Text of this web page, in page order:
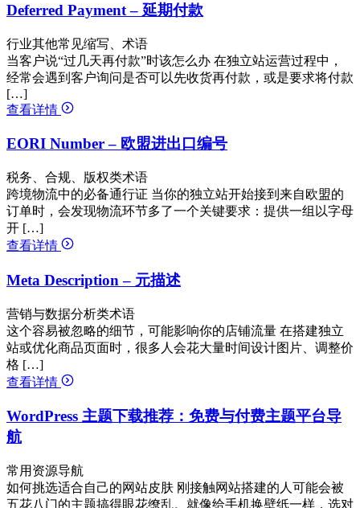
Deferred Payment – 延期付款
行业其他常见缩写、术语
当客户说“过几天再付款”时该怎么办 在独立站运营过程中，
经常会遇到客户询问是否可以先收货再付款，或是要求将付款
[…]
查看详情
EORI Number – 欧盟进出口编号
税务、合规、版权类术语
跨境物流中的必备通行证 当你的独立站开始接到来自欧盟的
订单时，会发现物流环节多了一个关键要求：提供一组以字母
开 […]
查看详情
Meta Description – 元描述
营销与数据分析类术语
这个容易被忽略的细节，可能影响你的店铺流量 在搭建独立
站或优化商品页面时，很多人会花大量时间设计图片、调整价
格 […]
查看详情
WordPress 主题下载推荐：免费与付费主题平台导
航
常用资源导航
如何挑选适合自己的网站皮肤 刚接触网站搭建的人可能会被
五花八门的主题搞得眼花缭乱。就像给手机换壁纸一样，选对